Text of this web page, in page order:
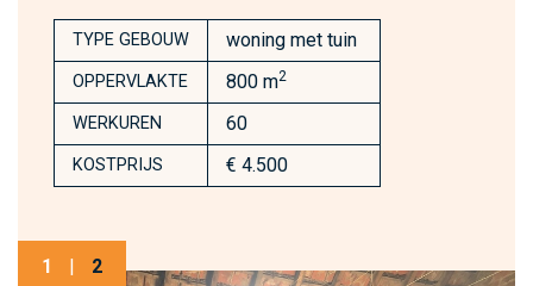
TYPE GEBOUW woning met tuin
OPPERVLAKTE 800 m2
WERKUREN 60
KOSTPRIJS € 4.500
1 | 2